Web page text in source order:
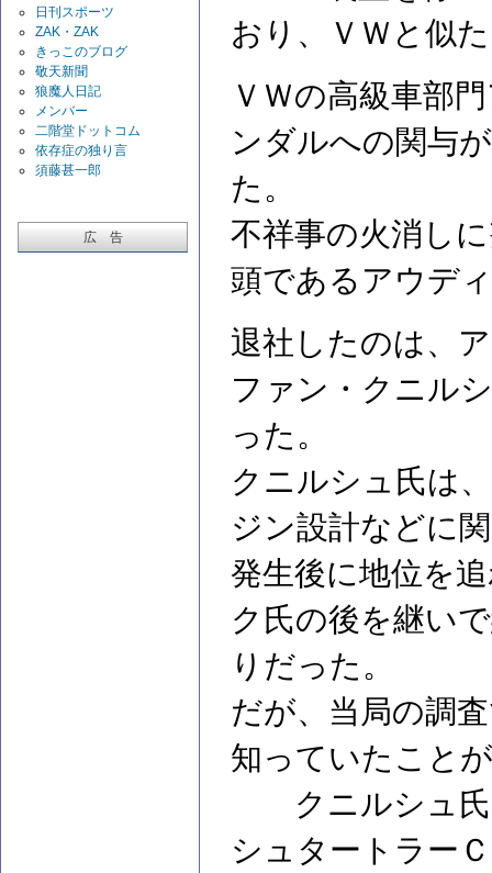
日刊スポーツ
ZAK・ZAK
きっこのブログ
敬天新聞
狼魔人日記
メンバー
二階堂ドットコム
依存症の独り言
須藤甚一郎
広 告
おり、ＶＷと似
ＶＷの高級車部
ンダルへの関与
た。
不祥事の火消し
頭であるアウデ
退社したのは、
ファン・クニル
った。
クニルシュ氏は
ジン設計などに
発生後に地位を
ク氏の後を継い
りだった。
だが、当局の調
知っていたこと
クニルシュ氏
シュタートラー